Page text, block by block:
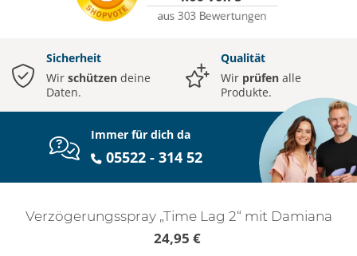
Sicherheit
Wir schützen deine
Daten.
Qualität
Wir prüfen alle
Produkte.
Immer für dich da
05522 - 314 52
Verzögerungsspray „Time Lag 2“ mit Damiana
24,95 €